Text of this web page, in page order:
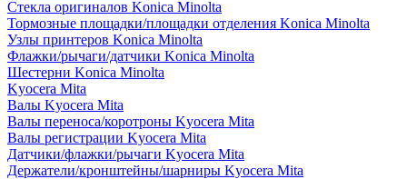
Стекла оригиналов Konica Minolta
Тормозные площадки/площадки отделения Konica Minolta
Узлы принтеров Konica Minolta
Флажки/рычаги/датчики Konica Minolta
Шестерни Konica Minolta
Kyocera Mita
Валы Kyocera Mita
Валы переноса/коротроны Kyocera Mita
Валы регистрации Kyocera Mita
Датчики/флажки/рычаги Kyocera Mita
Держатели/кронштейны/шарниры Kyocera Mita